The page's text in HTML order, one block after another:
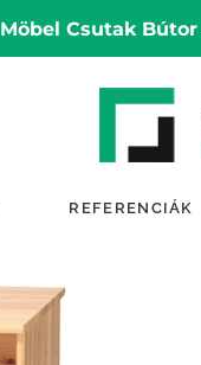
Möbel Csutak Bútor
REFERENCIÁK